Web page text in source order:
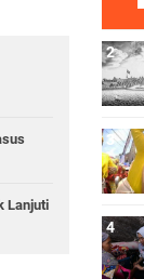
Lanjuti